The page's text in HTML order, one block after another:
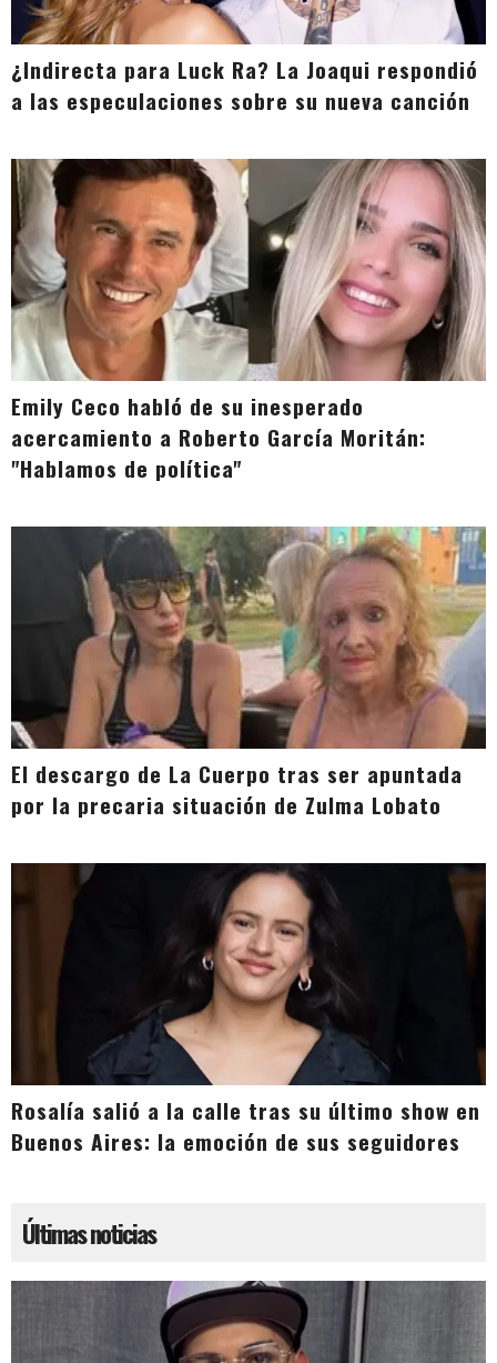
¿Indirecta para Luck Ra? La Joaqui respondió
a las especulaciones sobre su nueva canción
Emily Ceco habló de su inesperado
acercamiento a Roberto García Moritán:
"Hablamos de política"
El descargo de La Cuerpo tras ser apuntada
por la precaria situación de Zulma Lobato
Rosalía salió a la calle tras su último show en
Buenos Aires: la emoción de sus seguidores
Últimas noticias